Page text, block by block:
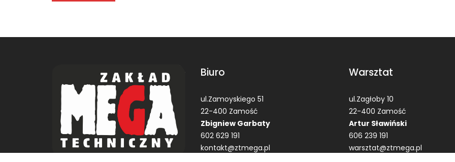
Biuro
ul.Zamoyskiego 51
22-400 Zamość
Zbigniew Garbaty
602 629 191
kontakt@ztmega.pl
Warsztat
ul.Zagłoby 10
22-400 Zamość
Artur Sławiński
606 239 191
warsztat@ztmega.pl